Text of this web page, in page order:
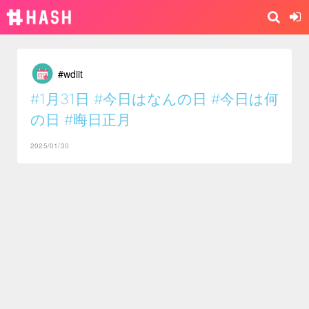
#wdiit
#1月31日 #今日はなんの日 #今日は何
の日 #晦日正月
2025/01/30